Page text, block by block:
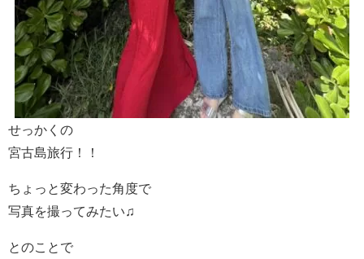
せっかくの
宮古島旅行！！
ちょっと変わった角度で
写真を撮ってみたい♫
とのことで